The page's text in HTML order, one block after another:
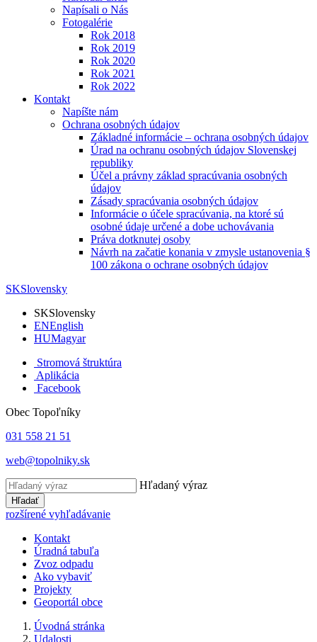
Napísali o Nás
Fotogalérie
Rok 2018
Rok 2019
Rok 2020
Rok 2021
Rok 2022
Kontakt
Napíšte nám
Ochrana osobných údajov
Základné informácie – ochrana osobných údajov
Úrad na ochranu osobných údajov Slovenskej
republiky
Účel a právny základ spracúvania osobných
údajov
Zásady spracúvania osobných údajov
Informácie o účele spracúvania, na ktoré sú
osobné údaje určené a dobe uchovávania
Práva dotknutej osoby
Návrh na začatie konania v zmysle ustanovenia §
100 zákona o ochrane osobných údajov
SKSlovensky
SKSlovensky
ENEnglish
HUMagyar
Stromová štruktúra
Aplikácia
Facebook
Obec Topoľníky
031 558 21 51
web@topolniky.sk
Hľadaný výraz
Hľadať
rozšírené vyhľadávanie
Kontakt
Úradná tabuľa
Zvoz odpadu
Ako vybaviť
Projekty
Geoportál obce
Úvodná stránka
Udalosti